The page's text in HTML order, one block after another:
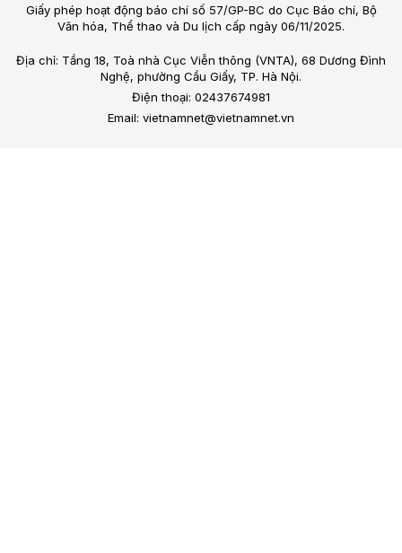
Giấy phép hoạt động báo chí số 57/GP-BC do Cục Báo chí, Bộ
Văn hóa, Thể thao và Du lịch cấp ngày 06/11/2025.
Địa chỉ: Tầng 18, Toà nhà Cục Viễn thông (VNTA), 68 Dương Đình
Nghệ, phường Cầu Giấy, TP. Hà Nội.
Điện thoại: 02437674981
Email: vietnamnet@vietnamnet.vn